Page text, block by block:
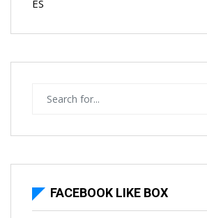
ES
FACEBOOK LIKE BOX